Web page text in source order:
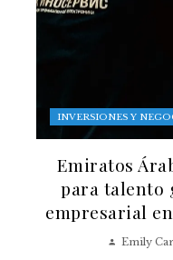
INVERSIONES Y
Emiratos
para talento
empresarial
Emily